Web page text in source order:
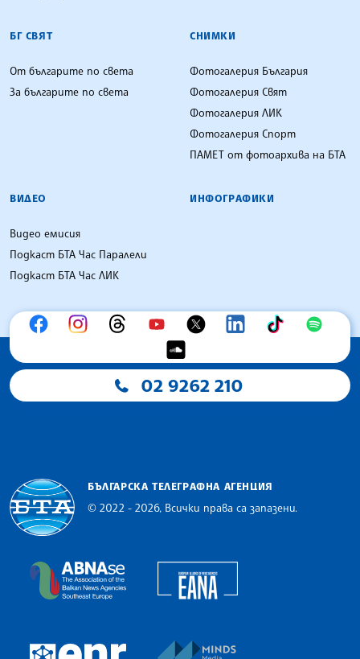
БГ СВЯТ
От българите по света
За българите по света
СНИМКИ
Фотогалерия България
Фотогалерия Свят
Фотогалерия ЛИК
Фотогалерия Спорт
ПАМЕТ от фотоархива на БТА
ВИДЕО
Видео емисия
Подкаст БТА Час Паралели
Подкаст БТА Час ЛИК
ИНФОГРАФИКИ
02 9262 210
БЪЛГАРСКА ТЕЛЕГРАФНА АГЕНЦИЯ
© 2022 - 2026, Всички права са запазени.
The Assocoation of the Balkan News Agencies
European Newsroom